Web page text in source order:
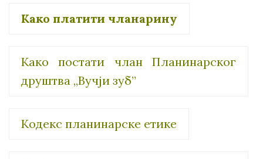
Како платити чланарину
Како постати члан Планинарског
друштва „Вучји зуб”
Кодекс планинарске етике